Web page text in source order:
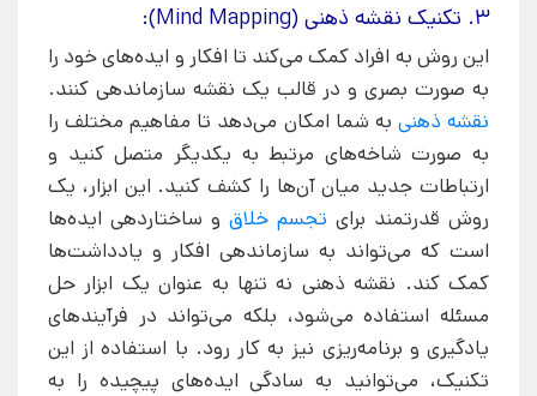
3. تکنیک نقشه ذهنی (Mind Mapping):
این روش به افراد کمک می‌کند تا افکار و ایده‌های خود را
به صورت بصری و در قالب یک نقشه سازماندهی کنند.
نقشه ذهنی به شما امکان می‌دهد تا مفاهیم مختلف را
به صورت شاخه‌های مرتبط به یکدیگر متصل کنید و
ارتباطات جدید میان آن‌ها را کشف کنید. این ابزار، یک
روش قدرتمند برای تجسم خلاق و ساختاردهی ایده‌ها
است که می‌تواند به سازماندهی افکار و یادداشت‌ها
کمک کند. نقشه ذهنی نه تنها به عنوان یک ابزار حل
مسئله استفاده می‌شود، بلکه می‌تواند در فرآیندهای
یادگیری و برنامه‌ریزی نیز به کار رود. با استفاده از این
تکنیک، می‌توانید به سادگی ایده‌های پیچیده را به